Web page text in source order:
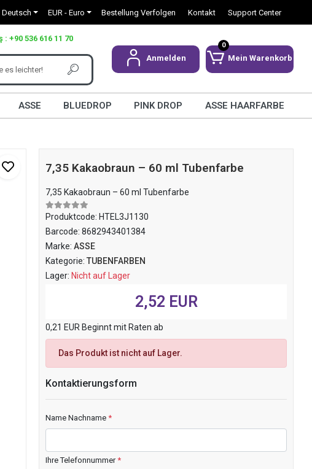
Deutsch EUR - Euro Bestellung Verfolgen Kontakt Support Center
+90 536 616 11 70
Anmelden
0
Mein Warenkorb
ASSE BLUEDROP PINK DROP ASSE HAARFARBE
7,35 Kakaobraun – 60 ml Tubenfarbe
7,35 Kakaobraun – 60 ml Tubenfarbe
Produktcode: HTEL3J1130
Barcode:8682943401384
Marke:ASSE
Kategorie:TUBENFARBEN
Lager: Nicht auf Lager
2,52 EUR
0,21 EUR Beginnt mit Raten ab
Das Produkt ist nicht auf Lager.
Kontaktierungsform
Name Nachname*
Ihre Telefonnummer*